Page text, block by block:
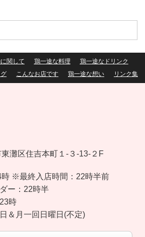
関して 鶏一途な料理
鶏一途なドリンク
こんなお店です 鶏一途な想い リンク集
灘区住吉本町１-３-13-２F
時 ※最終入店時間：22時半前
ー：22時半
時
＆月一回日曜日(不定)